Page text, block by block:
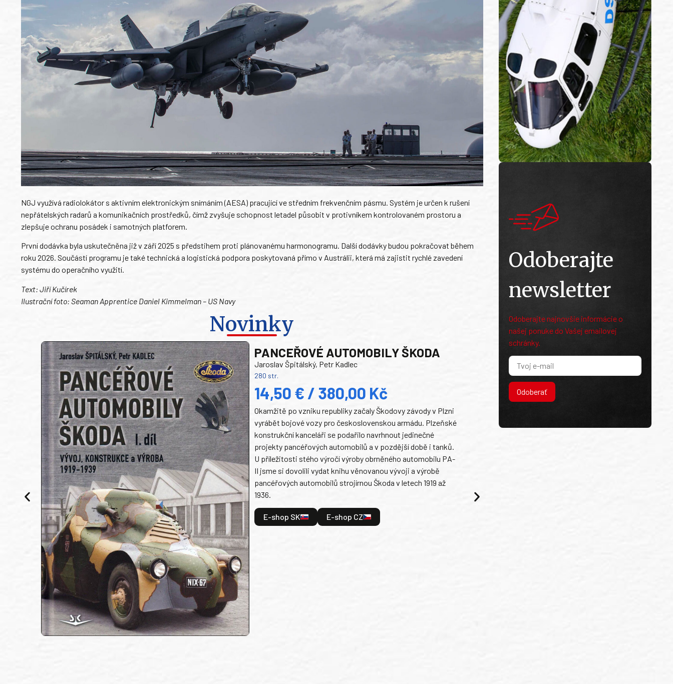
NGJ využívá radiolokátor s aktivním elektronickým snímáním (AESA) pracující ve středním frekvenčním pásmu. Systém je určen k rušení
nepřátelských radarů a komunikačních prostředků, čímž zvyšuje schopnost letadel působit v protivníkem kontrolovaném prostoru a
zlepšuje ochranu posádek i samotných platforem.
První dodávka byla uskutečněna již v září 2025 s předstihem proti plánovanému harmonogramu. Další dodávky budou pokračovat během
roku 2026. Součástí programu je také technická a logistická podpora poskytovaná přímo v Austrálii, která má zajistit rychlé zavedení
systému do operačního využití.
Text: Jiří Kučírek
Ilustrační foto: Seaman Apprentice Daniel Kimmelman – US Navy
Novinky
PANCEŘOVÉ AUTOMOBILY ŠKODA
Jaroslav Špitálský, Petr Kadlec
280 str.
14,50 € / 380,00 Kč
Okamžitě po vzniku republiky začaly Škodovy závody v Plzni
vyrábět bojové vozy pro československou armádu. Plzeňské
konstrukční kanceláři se podařilo navrhnout jedinečné
projekty pancéřových automobilů a v pozdější době i tanků.
U příležitosti stého výročí výroby obrněného automobilu PA-
II jsme si dovolili vydat knihu věnovanou vývoji a výrobě
pancéřových automobilů strojírnou Škoda v letech 1919 až
1936.
E-shop SK E-shop CZ
Odoberajte
newsletter
Odoberajte najnovšie informácie o
našej ponuke do Vašej emailovej
schránky.
Odoberať